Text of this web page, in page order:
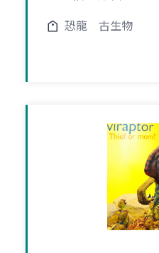
恐龍 古生物